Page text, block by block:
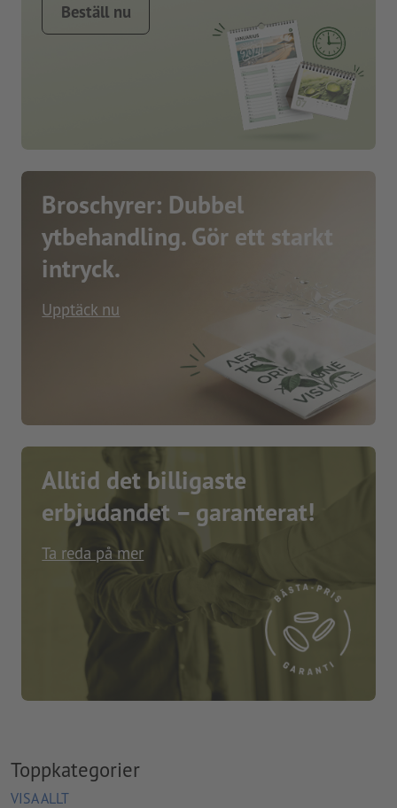
Beställ nu
Broschyrer: Dubbel
ytbehandling. Gör ett starkt
intryck.
Upptäck nu
Alltid det billigaste
erbjudandet – garanterat!
Ta reda på mer
Toppkategorier
VISA ALLT